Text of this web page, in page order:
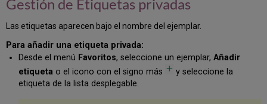
Gestión de Etiquetas privadas
Las etiquetas aparecen bajo el nombre del ejemplar.
Para añadir una etiqueta privada:
Desde el menú Favoritos, seleccione un ejemplar, Añadir
etiquetao el icono con el signo más
y seleccione la
etiqueta de la lista desplegable.